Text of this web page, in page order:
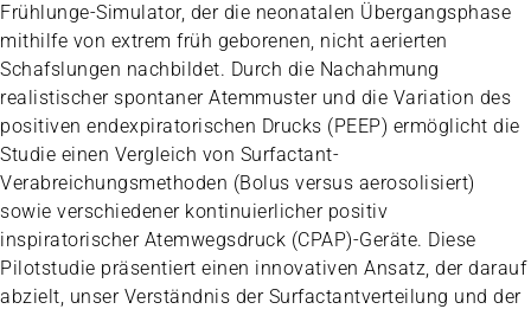
Frühlunge-Simulator, der die neonatalen Übergangsphase
mithilfe von extrem früh geborenen, nicht aerierten
Schafslungen nachbildet. Durch die Nachahmung
realistischer spontaner Atemmuster und die Variation des
positiven endexpiratorischen Drucks (PEEP) ermöglicht die
Studie einen Vergleich von Surfactant-
Verabreichungsmethoden (Bolus versus aerosolisiert)
sowie verschiedener kontinuierlicher positiv
inspiratorischer Atemwegsdruck (CPAP)-Geräte. Diese
Pilotstudie präsentiert einen innovativen Ansatz, der darauf
abzielt, unser Verständnis der Surfactantverteilung und der